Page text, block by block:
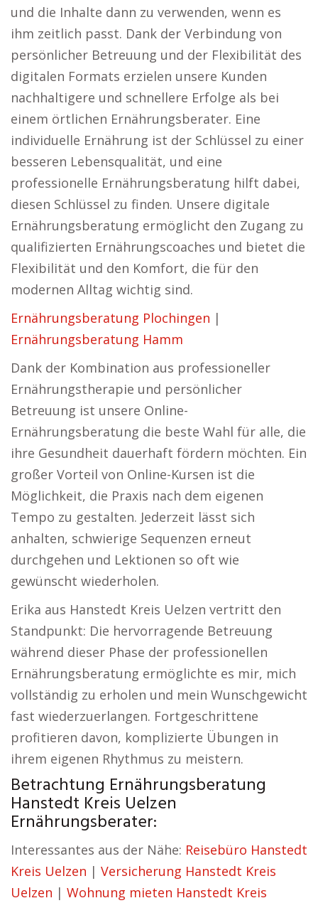
und die Inhalte dann zu verwenden, wenn es
ihm zeitlich passt. Dank der Verbindung von
persönlicher Betreuung und der Flexibilität des
digitalen Formats erzielen unsere Kunden
nachhaltigere und schnellere Erfolge als bei
einem örtlichen Ernährungsberater. Eine
individuelle Ernährung ist der Schlüssel zu einer
besseren Lebensqualität, und eine
professionelle Ernährungsberatung hilft dabei,
diesen Schlüssel zu finden. Unsere digitale
Ernährungsberatung ermöglicht den Zugang zu
qualifizierten Ernährungscoaches und bietet die
Flexibilität und den Komfort, die für den
modernen Alltag wichtig sind.
Ernährungsberatung Plochingen |
Ernährungsberatung Hamm
Dank der Kombination aus professioneller
Ernährungstherapie und persönlicher
Betreuung ist unsere Online-
Ernährungsberatung die beste Wahl für alle, die
ihre Gesundheit dauerhaft fördern möchten. Ein
großer Vorteil von Online-Kursen ist die
Möglichkeit, die Praxis nach dem eigenen
Tempo zu gestalten. Jederzeit lässt sich
anhalten, schwierige Sequenzen erneut
durchgehen und Lektionen so oft wie
gewünscht wiederholen.
Erika aus Hanstedt Kreis Uelzen vertritt den
Standpunkt: Die hervorragende Betreuung
während dieser Phase der professionellen
Ernährungsberatung ermöglichte es mir, mich
vollständig zu erholen und mein Wunschgewicht
fast wiederzuerlangen. Fortgeschrittene
profitieren davon, komplizierte Übungen in
ihrem eigenen Rhythmus zu meistern.
Betrachtung Ernährungsberatung
Hanstedt Kreis Uelzen
Ernährungsberater:
Interessantes aus der Nähe: Reisebüro Hanstedt
Kreis Uelzen | Versicherung Hanstedt Kreis
Uelzen | Wohnung mieten Hanstedt Kreis